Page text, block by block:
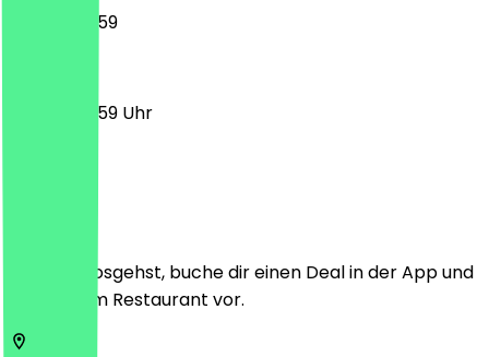
00:00 - 23:59
00:00 - 23:59 Uhr
Bevor du losgehst, buche dir einen Deal in der App und
zeige ihn im Restaurant vor.